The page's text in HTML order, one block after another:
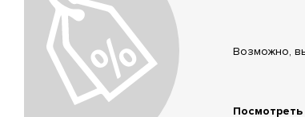
Возможно,
Посмотреть